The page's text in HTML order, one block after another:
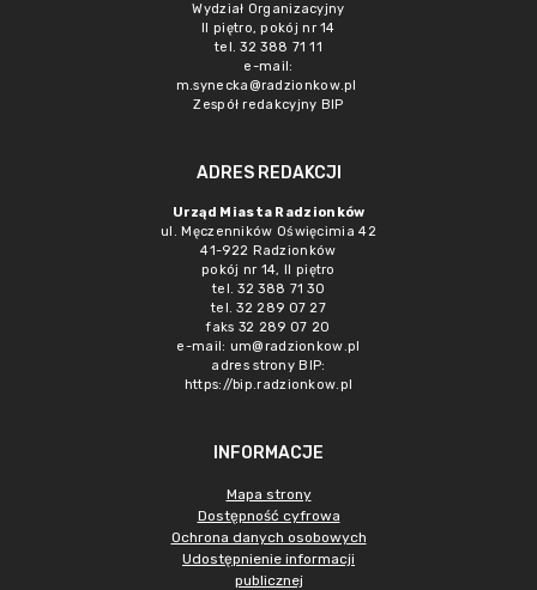
Wydział Organizacyjny
II piętro, pokój nr 14
tel. 32 388 71 11
e-mail:
m.synecka@radzionkow.pl
Zespół redakcyjny BIP
ADRES REDAKCJI
Urząd Miasta Radzionków
ul. Męczenników Oświęcimia 42
41-922 Radzionków
pokój nr 14, II piętro
tel. 32 388 71 30
tel. 32 289 07 27
faks 32 289 07 20
e-mail: um@radzionkow.pl
adres strony BIP:
https://bip.radzionkow.pl
INFORMACJE
Mapa strony
Dostępność cyfrowa
Ochrona danych osobowych
Udostępnienie informacji
publicznej